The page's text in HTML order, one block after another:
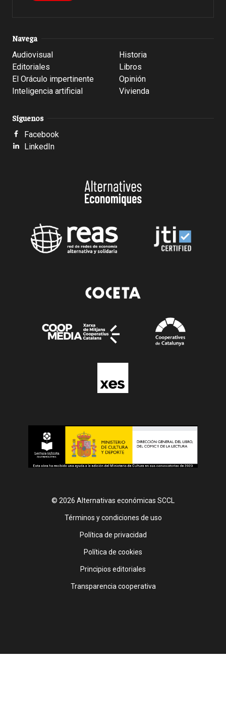
Navega
Audiovisual
Editoriales
El Oráculo impertinente
Inteligencia artificial
Historia
Libros
Opinión
Vivienda
Síguenos
Facebook
LinkedIn
© 2026 Alternativas económicas SCCL
Footer
Términos y condiciones de uso
Política de privacidad
Política de cookies
Principios editoriales
Transparencia cooperativa